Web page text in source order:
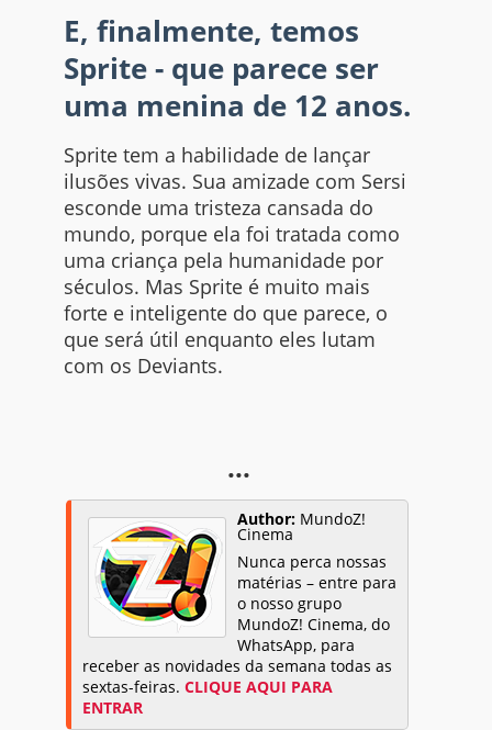
E, finalmente, temos
Sprite - que parece ser
uma menina de 12 anos.
Sprite tem a habilidade de lançar
ilusões vivas. Sua amizade com Sersi
esconde uma tristeza cansada do
mundo, porque ela foi tratada como
uma criança pela humanidade por
séculos. Mas Sprite é muito mais
forte e inteligente do que parece, o
que será útil enquanto eles lutam
com os Deviants.
...
Author:MundoZ!
Cinema
Nunca perca nossas
matérias – entre para
o nosso grupo
MundoZ! Cinema, do
WhatsApp, para
receber as novidades da semana todas as
sextas-feiras. CLIQUE AQUI PARA
ENTRAR